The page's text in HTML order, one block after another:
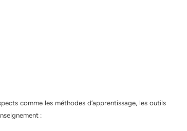
comme les méthodes d’apprentissage, les outils
: